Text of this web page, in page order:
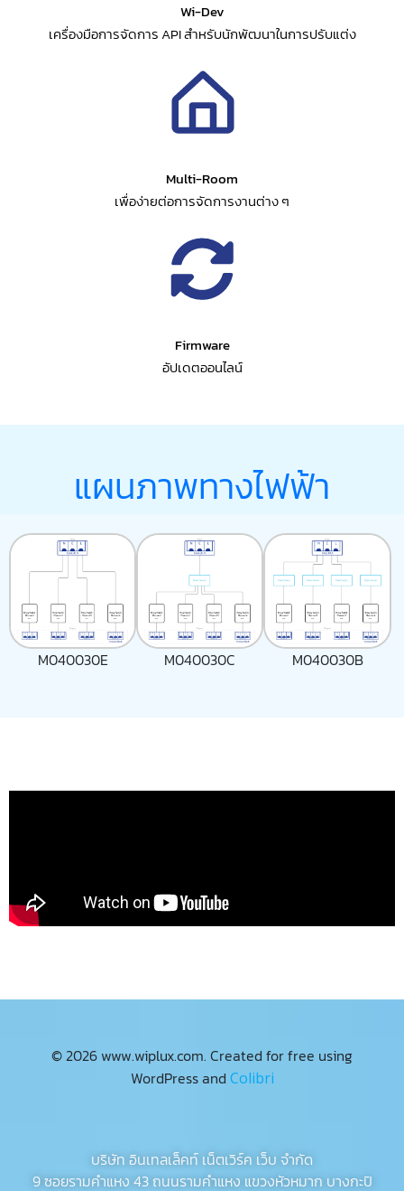
Wi-Dev
เครื่องมือการจัดการ API สำหรับนักพัฒนาในการปรับแต่ง
Multi-Room
เพื่อง่ายต่อการจัดการงานต่าง ๆ
Firmware
อัปเดตออนไลน์
แผนภาพทางไฟฟ้า
M040030E M040030C M040030B
© 2026 www.wiplux.com. Created for free using
WordPress and Colibri
บริษัท อินเทลเล็คท์ เน็ตเวิร์ค เว็บ จำกัด
9 ซอยรามคำแหง 43 ถนนรามคำแหง แขวงหัวหมาก บางกะปิ